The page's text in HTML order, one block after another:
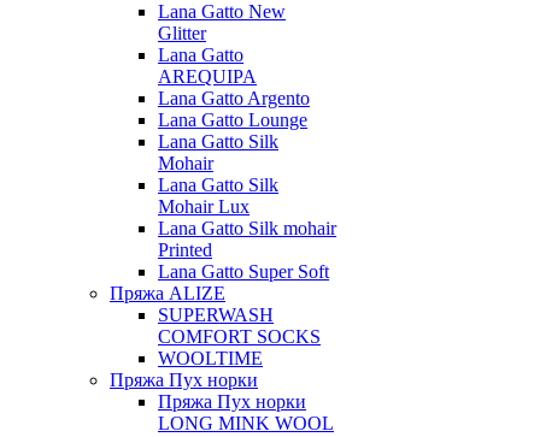
Lana Gatto New
Glitter
Lana Gatto
AREQUIPA
Lana Gatto Argento
Lana Gatto Lounge
Lana Gatto Silk
Mohair
Lana Gatto Silk
Mohair Lux
Lana Gatto Silk mohair
Printed
Lana Gatto Super Soft
Пряжа ALIZE
SUPERWASH
COMFORT SOCKS
WOOLTIME
Пряжа Пух норки
Пряжа Пух норки
LONG MINK WOOL